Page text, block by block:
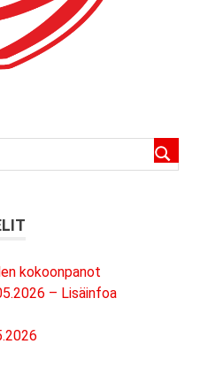
kokoonpanot
– Lisäinfoa